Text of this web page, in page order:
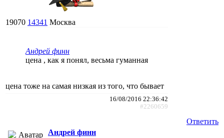
19070 14341 Москва
Андрей финн
цена , как я понял, весьма гуманная
цена тоже на самая низкая из того, что бывает
16/08/2016 22:36:42
#2260659
Ответить
Андрей финн